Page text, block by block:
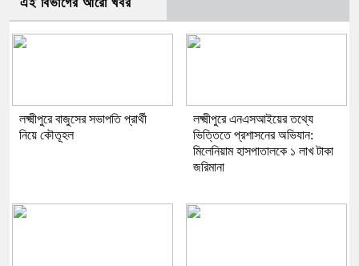
লক্ষ্মীপুরে বাজুসের সভাপতি প্রার্থী
নিয়ে কৌতূহল
লক্ষ্মীপুরে এনএসআইয়ের তথ্যে
ভিত্তিতে প্রশাসনের অভিযান:
মিলেনিয়াম হাসপাতালকে ১ লাখ টাকা
জরিমানা